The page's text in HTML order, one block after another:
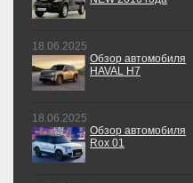
18.06.2025
Обзор автомобиля
HAVAL H7
18.06.2025
Обзор автомобиля
Rox 01